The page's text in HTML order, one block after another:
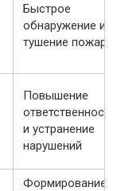
Быстрое
обнаружение и
тушение пожара
Повышение
ответственности
и устранение
нарушений
Формирование